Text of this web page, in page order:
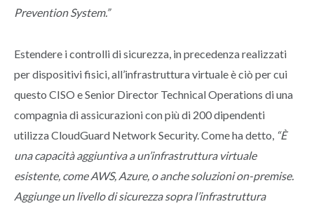
Prevention System.”
Estendere i controlli di sicurezza, in precedenza realizzati
per dispositivi fisici, all’infrastruttura virtuale è ciò per cui
questo CISO e Senior Director Technical Operations di una
compagnia di assicurazioni con più di 200 dipendenti
utilizza CloudGuard Network Security. Come ha detto, “È
una capacità aggiuntiva a un’infrastruttura virtuale
esistente, come AWS, Azure, o anche soluzioni on-premise.
Aggiunge un livello di sicurezza sopra l’infrastruttura